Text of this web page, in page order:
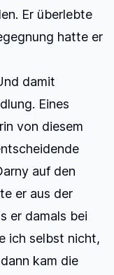
Er überlebte
hatte er
damit
Eines
von diesem
auf den
er aus der
er damals bei
ich selbst nicht,
kam die